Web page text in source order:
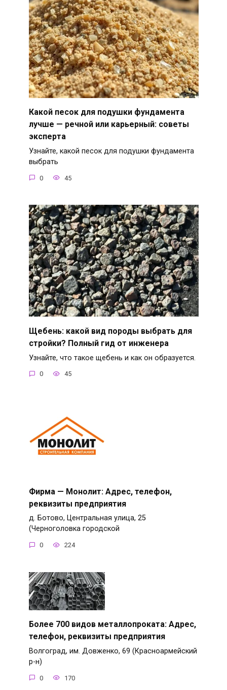
Какой песок для подушки фундамента
лучше — речной или карьерный: советы
эксперта
Узнайте, какой песок для подушки фундамента
выбрать
0 45
Щебень: какой вид породы выбрать для
стройки? Полный гид от инженера
Узнайте, что такое щебень и как он образуется.
0 45
Фирма — Монолит: Адрес, телефон,
реквизиты предприятия
д. Ботово, Центральная улица, 25
(Черноголовка городской
0 224
Более 700 видов металлопроката: Адрес,
телефон, реквизиты предприятия
Волгоград, им. Довженко, 69 (Красноармейский
р-н)
0 170